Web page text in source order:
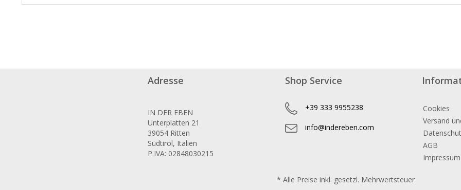
Adresse
IN DER EBEN
Unterplatten 21
39054 Ritten
Südtirol, Italien
P.IVA: 02848030215
Shop Service
+39 333 9955238
info@indereben.com
Cookies
Versand
AGB
Impressum
* Alle Preise inkl. gesetzl. Mehrwertsteuer